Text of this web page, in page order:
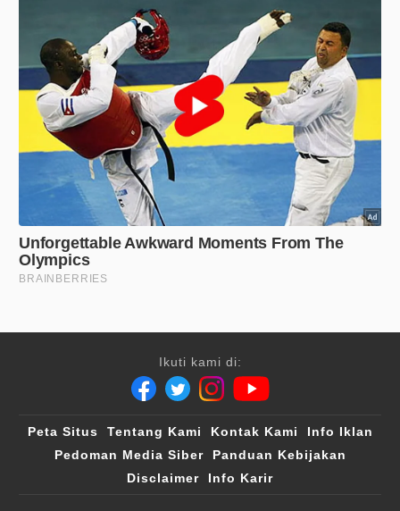
Ikuti kami di:
Peta Situs Tentang Kami Kontak Kami
Info Iklan
Pedoman Media Siber
Panduan Kebijakan
Disclaimer
Info Karir